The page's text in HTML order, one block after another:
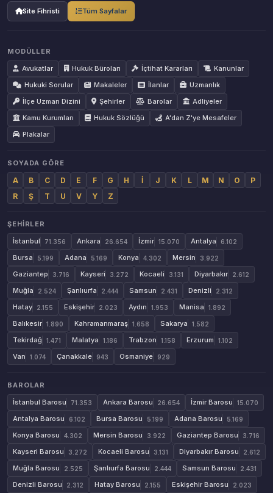
Site Fihristi Tüm Sayfalar
MODÜLLER
Avukatlar
Hukuk Büroları İçtihat Kararları
Kanunlar
Hukuki Sorular
Makaleler İlanlar
Uzmanlık
İlçe Uzman Dizini
Şehirler Barolar
Adliyeler
Kamu Kurumları
Hukuk Sözlüğü
A'dan Z'ye Mesafeler
Plakalar
SOYADA GÖRE
A B C D E F G H İ J K L M N O
P
R
Ş T U V Y Z
ŞEHIRLER
İstanbul
71.356 Ankara 26.654 İzmir 15.070 Antalya 6.102
Bursa 5.199 Adana 5.169 Konya 4.302 Mersin 3.922
Gaziantep 3.716 Kayseri 3.272 Kocaeli 3.131 Diyarbakır 2.612
Muğla 2.524 Şanlıurfa 2.444 Samsun 2.431 Denizli 2.312
Hatay 2.155 Eskişehir 2.023 Aydın 1.953 Manisa 1.892
Balıkesir 1.890 Kahramanmaraş 1.658 Sakarya 1.582
Tekirdağ 1.471 Malatya 1.186 Trabzon 1.158 Erzurum 1.102
Van 1.074 Çanakkale 943 Osmaniye 929
BAROLAR
İstanbul Barosu
71.353 Ankara Barosu 26.654 İzmir Barosu 15.070
Antalya Barosu 6.102 Bursa Barosu 5.199 Adana Barosu 5.169
Konya Barosu 4.302 Mersin Barosu 3.922 Gaziantep Barosu 3.716
Kayseri Barosu 3.272 Kocaeli Barosu 3.131 Diyarbakır Barosu 2.612
Muğla Barosu 2.525 Şanlıurfa Barosu 2.444 Samsun Barosu 2.431
Denizli Barosu 2.312 Hatay Barosu 2.155 Eskişehir Barosu 2.023